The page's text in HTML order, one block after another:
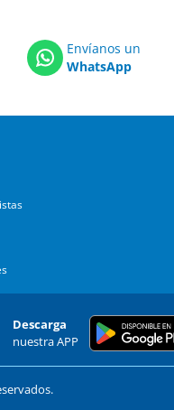
Envíanos un
WhatsApp
Descarga
nuestra APP